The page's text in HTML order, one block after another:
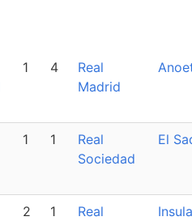
1 4
Real
Madrid
1 1
Real
Sociedad
El
2 1
Real